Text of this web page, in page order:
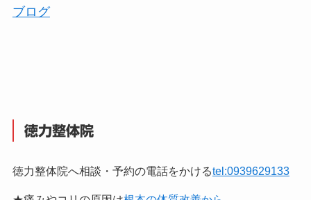
ブログ
徳力整体院
徳力整体院へ相談・予約の電話をかけるtel:0939629133